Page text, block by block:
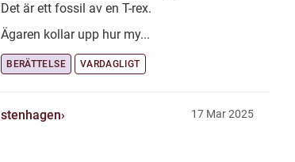
Det är ett fossil av en T-rex.
Ägaren kollar upp hur my...
BERÄTTELSE VARDAGLIGT
stenhagen 17 Mar 2025